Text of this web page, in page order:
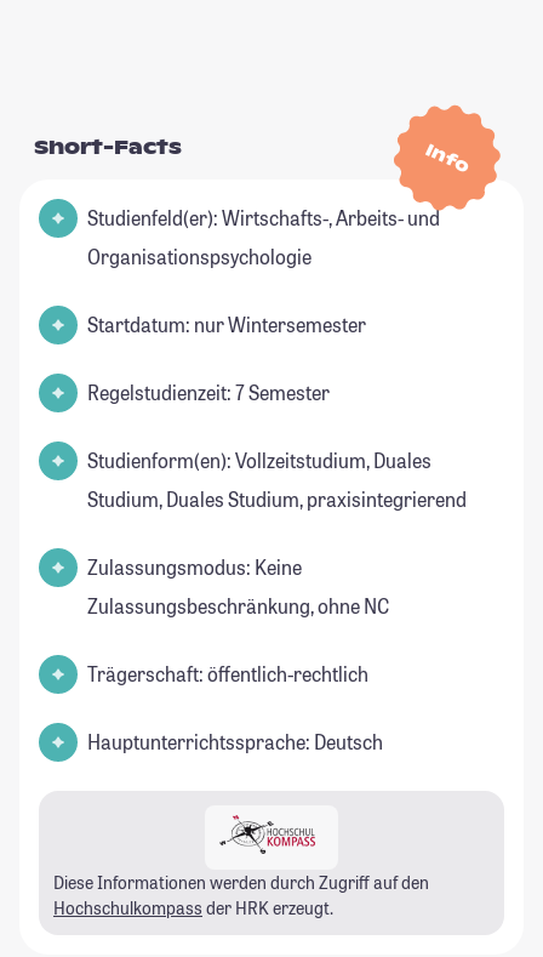
Info
Short-Facts
Studienfeld(er): Wirtschafts-, Arbeits- und
Organisationspsychologie
Startdatum: nur Wintersemester
Regelstudienzeit: 7 Semester
Studienform(en): Vollzeitstudium, Duales
Studium, Duales Studium, praxisintegrierend
Zulassungsmodus: Keine
Zulassungsbeschränkung, ohne NC
Trägerschaft: öffentlich-rechtlich
Hauptunterrichtssprache: Deutsch
Diese Informationen werden durch Zugriff auf den
Hochschulkompass der HRK erzeugt.